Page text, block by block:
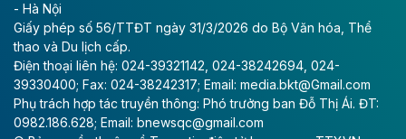
Theo baodautu.vn
Vinaconex lập đỉnh doanh thu
Tổng CTCP Xuất nhập khẩu và Xây dựng Việt Nam
(Vinaconex) đã khép lại nửa đầu năm với doanh thu
thuần gần 7.268 tỷ đồng, tăng 4% so với cùng kỳ và
cũng là mức cao nhất lịch sử hoạt động của doanh
- Hà Nội
Giấy phép số 56/TTĐT ngày 31/3/2026 do Bộ Văn hóa, Thể
thao và Du lịch cấp.
Điện thoại liên hệ: 024-39321142, 024-38242694, 024-
39330400; Fax: 024-38242317; Email: media.bkt@Gmail.com
Phụ trách hợp tác truyền thông: Phó trưởng ban Đỗ Thị Ái. ĐT:
0982.186.628; Email: bnewsqc@gmail.com